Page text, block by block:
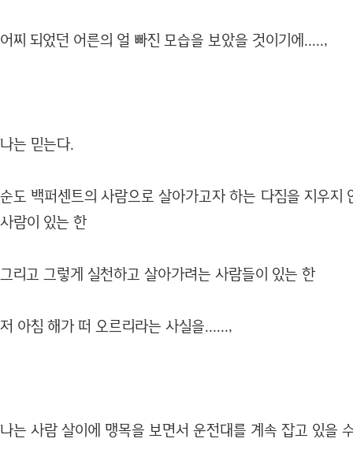
어찌 되었던 어른의 얼 빠진 모습을 보았을 것이기에.....,
나는 믿는다.
순도 백퍼센트의 사람으로 살아가고자 하는 다짐을 지우지
사람이 있는 한
그리고 그렇게 실천하고 살아가려는 사람들이 있는 한
저 아침 해가 떠 오르리라는 사실을......,
나는 사람 살이에 맹목을 보면서 운전대를 계속 잡고 있을